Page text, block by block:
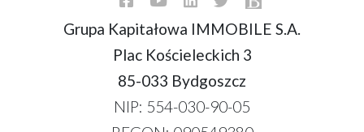
Grupa Kapitałowa IMMOBILE S.A.
Plac Kościeleckich 3
85-033 Bydgoszcz
NIP: 554-030-90-05